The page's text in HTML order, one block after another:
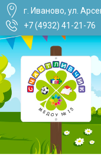
г. Иваново, ул.
+7 (4932) 41-21-76